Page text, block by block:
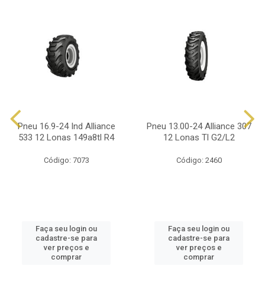
Pneu 16.9-24 Ind Alliance
533 12 Lonas 149a8tl R4
Código: 7073
Faça seu login ou
cadastre-se para
ver preços e
comprar
Pneu 13.00-24 Alliance 307
12 Lonas Tl G2/L2
Código: 2460
Faça seu login ou
cadastre-se para
ver preços e
comprar